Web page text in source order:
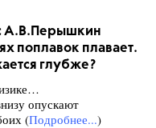
А.В.Перышкин
поплавок плавает.
глубже?
опускают
(Подробнее...)